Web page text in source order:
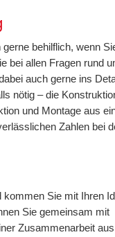
behilflich, wenn
bei allen Fragen rund
auch gerne ins
nötig – die
und Montage aus
Zahlen bei
kommen Sie mit Ihren
Sie gemeinsam mit
Zusammenarbeit